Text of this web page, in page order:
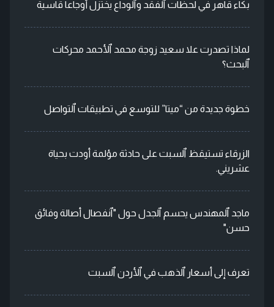
بكاء قاهر في لحظات ٱلفقد وٱلوداع يختزل أوجاعا قاسية
لماذا تصدرت علا سعيد زوجة محمد ٱلأحمد محركات
ٱلبحث؟
خطوة جديدة من “ميتا” للتوسع في تطبيقات ٱلتواصل
الزرقاء تستيقظ ٱلسبت على حادثة مؤلمة أودت بحياة
عشريني.
ماجد ٱلمهندس يحسم ٱلجدل حول "ٱنفصال أصالة وفائق
حسن"
تعرف إلى أسعار ٱلذهب في ٱلأردن ٱلسبت